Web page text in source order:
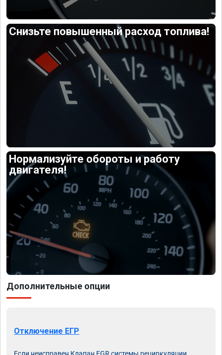
Снизьте повышенный расход топлива!
Нормализуйте обороты и работу
двигателя!
Дополнительные опции
Отключение ЕГР
Если неисправен Клапан EGR системы рециркуляции